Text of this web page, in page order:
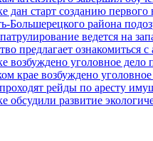
дан старт созданию
Большерецкого района
ведется на
предлагает
возбуждено уголовное дело
крае возбуждено
рейды по аресту
обсудили развитие